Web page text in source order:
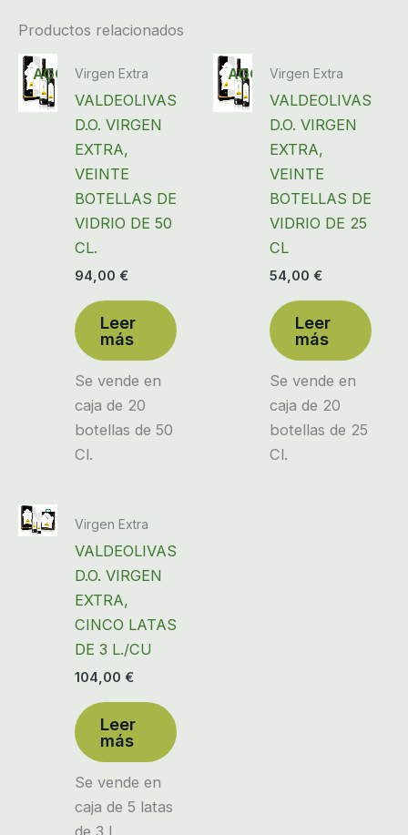
Productos relacionados
AGOTADOVirgen Extra
VALDEOLIVAS
D.O. VIRGEN
EXTRA,
VEINTE
BOTELLAS DE
VIDRIO DE 50
CL.
94,00 €
Leer
más
Se vende en
caja de 20
botellas de 50
Cl.
AGOTADOVirgen Extra
VALDEOLIVAS
D.O. VIRGEN
EXTRA,
VEINTE
BOTELLAS DE
VIDRIO DE 25
CL
54,00 €
Leer
más
Se vende en
caja de 20
botellas de 25
Cl.
Virgen Extra
VALDEOLIVAS
D.O. VIRGEN
EXTRA,
CINCO LATAS
DE 3 L./CU
104,00 €
Leer
más
Se vende en
caja de 5 latas
de 3 L.